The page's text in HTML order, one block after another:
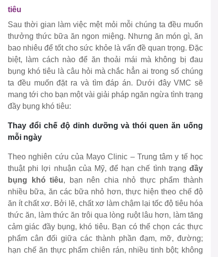
tiêu
Sau thời gian làm việc mệt mỏi mỗi chúng ta đều muốn
thưởng thức bữa ăn ngon miệng. Nhưng ăn món gì, ăn
bao nhiêu để tốt cho sức khỏe là vấn đề quan trọng. Đặc
biệt, làm cách nào để ăn thoải mái mà không bị đau
bụng khó tiêu là câu hỏi mà chắc hẳn ai trong số chúng
ta đều muốn đặt ra và tìm đáp án. Dưới đây VMC sẽ
mang tới cho bạn một vài giải pháp ngăn ngừa tình trạng
đầy bụng khó tiêu:
Thay đổi chế độ dinh dưỡng và thói quen ăn uống
mỗi ngày
Theo nghiên cứu của Mayo Clinic – Trung tâm y tế học
thuật phi lợi nhuận của Mỹ, để hạn chế tình trạng đầy
bụng khó tiêu, bạn nên chia nhỏ thực phẩm thành
nhiều bữa, ăn các bữa nhỏ hơn, thực hiện theo chế độ
ăn ít chất xơ. Bởi lẽ, chất xơ làm chậm lại tốc độ tiêu hóa
thức ăn, làm thức ăn trôi qua lòng ruột lâu hơn, làm tăng
cảm giác đầy bụng, khó tiêu. Bạn có thể chọn các thực
phẩm cân đối giữa các thành phần đạm, mỡ, đường;
hạn chế ăn thực phẩm chiên rán, nhiều tinh bột; không